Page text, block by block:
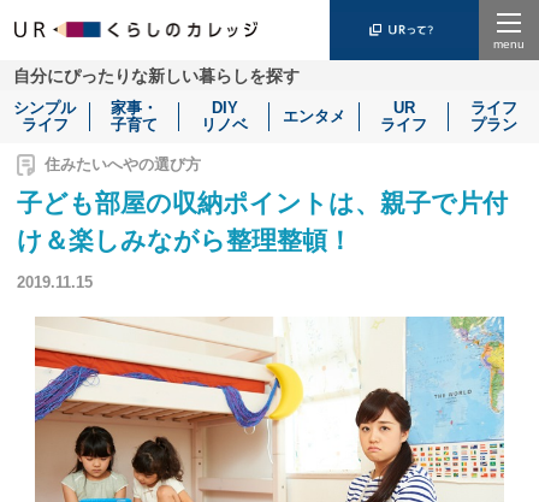
自分にぴったりな新しい暮らしを探す
シンプル
ライフ
家事・
子育て
DIY
リノベ
エンタメ
UR
ライフ
ライフ
プラン
住みたいへやの選び方
子ども部屋の収納ポイントは、親子で片付
け＆楽しみながら整理整頓！
2019.11.15